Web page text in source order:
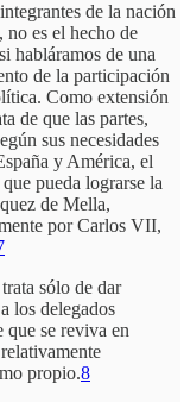
de la nación
es el hecho de
habláramos de una
de la participación
Como extensión
de que las partes,
sus necesidades
y América, el
pueda lograrse la
de Mella,
por Carlos VII,
sólo de dar
los delegados
se reviva en
propio.8